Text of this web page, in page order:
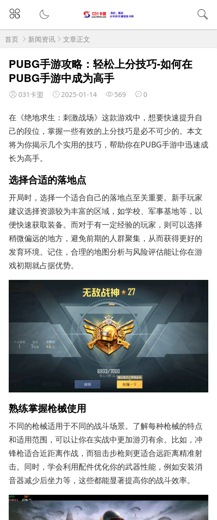
首页 新闻资讯 文章正文
PUBG手游攻略：轻松上分技巧-如何在
PUBG手游中成为高手
031卡盟 2025-01-14 569 0
在《绝地求生：刺激战场》这款游戏中，想要快速提升自
己的段位，掌握一些有效的上分技巧是必不可少的。本文
将为你揭示几个实用的技巧，帮助你在PUBG手游中迅速成
长为高手。
选择合适的落地点
开局时，选择一个适合自己的落地点至关重要。新手玩家
建议选择资源较为丰富的区域，如学校、军事基地等，以
便快速获取装备。而对于有一定经验的玩家，则可以选择
稍微偏远的地方，避免前期的人群聚集，从而获得更好的
发育环境。记住，合理的地图分析与风险评估能让你在游
戏初期就占据优势。
熟练掌握枪械使用
不同的枪械适用于不同的战斗场景。了解每种枪械的特点
和适用范围，可以让你在实战中更加游刃有余。比如，冲
锋枪适合近距离作战，而狙击步枪则更适合远距离精准射
击。同时，学会利用配件优化你的武器性能，例如安装消
音器减少后坐力等，这些都能显著提高你的战斗效率。